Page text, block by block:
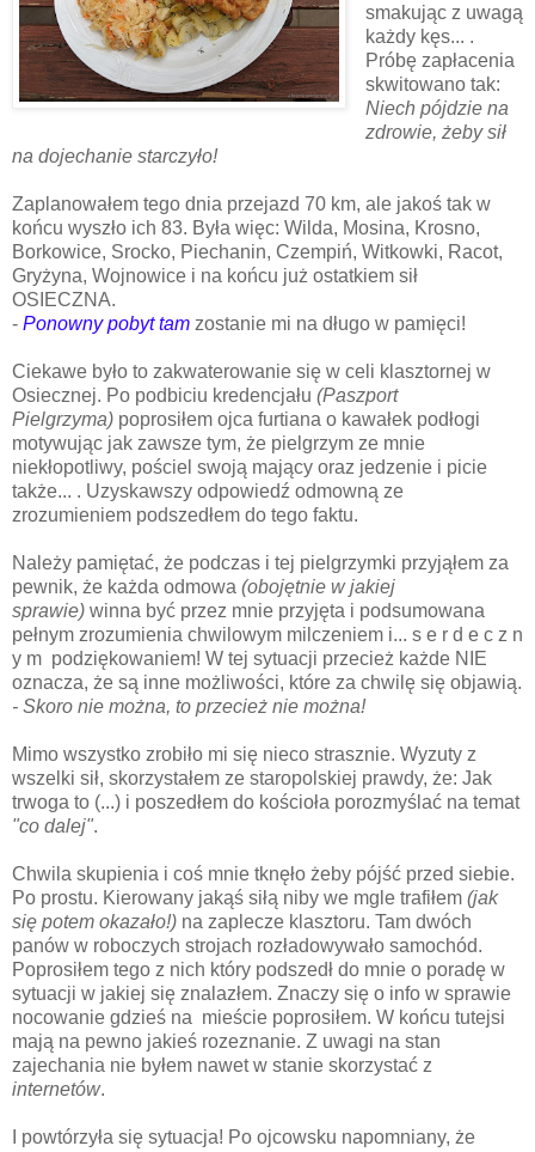
smakując z uwagą
każdy kęs... .
Próbę zapłacenia
skwitowano tak:
Niech pójdzie na
zdrowie, żeby sił
na dojechanie starczyło!
Zaplanowałem tego dnia przejazd 70 km, ale jakoś tak w
końcu wyszło ich 83. Była więc: Wilda, Mosina, Krosno,
Borkowice, Srocko, Piechanin, Czempiń, Witkowki, Racot,
Gryżyna, Wojnowice i na końcu już ostatkiem sił
OSIECZNA.
- Ponowny pobyt tam zostanie mi na długo w pamięci!
Ciekawe było to zakwaterowanie się w celi klasztornej w
Osiecznej. Po podbiciu kredencjału (Paszport
Pielgrzyma) poprosiłem ojca furtiana o kawałek podłogi
motywując jak zawsze tym, że pielgrzym ze mnie
niekłopotliwy, pościel swoją mający oraz jedzenie i picie
także... . Uzyskawszy odpowiedź odmowną ze
zrozumieniem podszedłem do tego faktu.
Należy pamiętać, że podczas i tej pielgrzymki przyjąłem za
pewnik, że każda odmowa (obojętnie w jakiej
sprawie) winna być przez mnie przyjęta i podsumowana
pełnym zrozumienia chwilowym milczeniem i... s e r d e c z n
y m podziękowaniem! W tej sytuacji przecież każde NIE
oznacza, że są inne możliwości, które za chwilę się objawią.
- Skoro nie można, to przecież nie można!
Mimo wszystko zrobiło mi się nieco strasznie. Wyzuty z
wszelki sił, skorzystałem ze staropolskiej prawdy, że: Jak
trwoga to (...) i poszedłem do kościoła porozmyślać na temat
"co dalej".
Chwila skupienia i coś mnie tknęło żeby pójść przed siebie.
Po prostu. Kierowany jakąś siłą niby we mgle trafiłem (jak
się potem okazało!) na zaplecze klasztoru. Tam dwóch
panów w roboczych strojach rozładowywało samochód.
Poprosiłem tego z nich który podszedł do mnie o poradę w
sytuacji w jakiej się znalazłem. Znaczy się o info w sprawie
nocowanie gdzieś na mieście poprosiłem. W końcu tutejsi
mają na pewno jakieś rozeznanie. Z uwagi na stan
zajechania nie byłem nawet w stanie skorzystać z
internetów.
I powtórzyła się sytuacja! Po ojcowsku napomniany, że